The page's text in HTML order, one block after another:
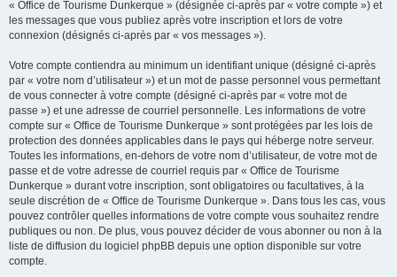
« Office de Tourisme Dunkerque » (désignée ci-après par « votre compte ») et
les messages que vous publiez après votre inscription et lors de votre
connexion (désignés ci-après par « vos messages »).
Votre compte contiendra au minimum un identifiant unique (désigné ci-après
par « votre nom d’utilisateur ») et un mot de passe personnel vous permettant
de vous connecter à votre compte (désigné ci-après par « votre mot de
passe ») et une adresse de courriel personnelle. Les informations de votre
compte sur « Office de Tourisme Dunkerque » sont protégées par les lois de
protection des données applicables dans le pays qui héberge notre serveur.
Toutes les informations, en-dehors de votre nom d’utilisateur, de votre mot de
passe et de votre adresse de courriel requis par « Office de Tourisme
Dunkerque » durant votre inscription, sont obligatoires ou facultatives, à la
seule discrétion de « Office de Tourisme Dunkerque ». Dans tous les cas, vous
pouvez contrôler quelles informations de votre compte vous souhaitez rendre
publiques ou non. De plus, vous pouvez décider de vous abonner ou non à la
liste de diffusion du logiciel phpBB depuis une option disponible sur votre
compte.